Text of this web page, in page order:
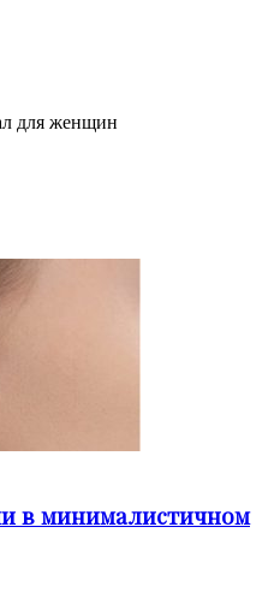
для женщин
в минималистичном